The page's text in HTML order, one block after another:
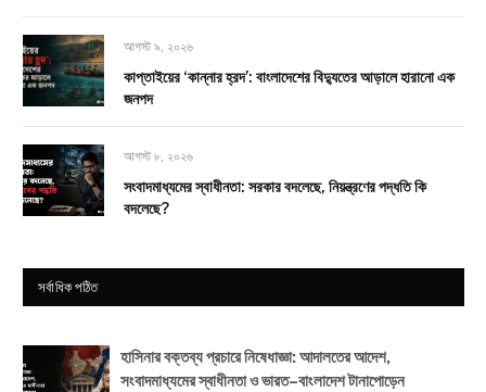
আগস্ট ৯, ২০২৬
কাপ্তাইয়ের ‘কান্নার হ্রদ’: বাংলাদেশের বিদ্যুতের আড়ালে হারানো এক
জনপদ
আগস্ট ৮, ২০২৬
সংবাদমাধ্যমের স্বাধীনতা: সরকার বদলেছে, নিয়ন্ত্রণের পদ্ধতি কি
বদলেছে?
সর্বাধিক পঠিত
হাসিনার বক্তব্য প্রচারে নিষেধাজ্ঞা: আদালতের আদেশ,
সংবাদমাধ্যমের স্বাধীনতা ও ভারত–বাংলাদেশ টানাপোড়েন